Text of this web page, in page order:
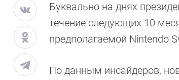
Буквально на днях
течение следующих 10
предполагаемой Nintendo
По данным инсайдеров,